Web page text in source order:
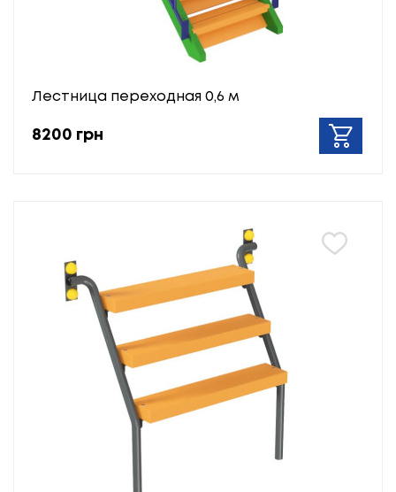
Лестница переходная 0,6 м
8200 грн